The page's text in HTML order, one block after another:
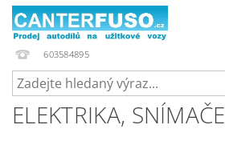
603584895
ELEKTRIKA, SNÍMAČE